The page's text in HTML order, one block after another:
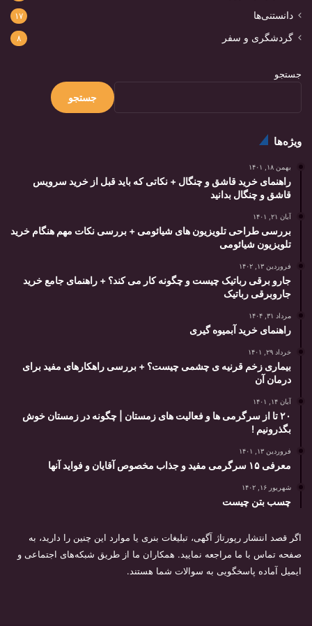
دانستنی‌ها ۱۷
گردشگری و سفر ۸
جستجو
جستجو
ویژه‌ها
بهمن ۱۸, ۱۴۰۱
راهنمای خرید قاشق و چنگال + نکاتی که باید قبل از خرید سرویس
قاشق و چنگال بدانید
آبان ۲۱, ۱۴۰۱
بررسی طراحی تلویزیون های شیائومی + بررسی نکات مهم هنگام خرید
تلویزیون شیائومی
فروردین ۱۳, ۱۴۰۲
جارو برقی رباتیک چیست و چگونه کار می کند؟ + راهنمای جامع خرید
جاروبرقی رباتیک
مرداد ۳۱, ۱۴۰۴
راهنمای خرید آبمیوه گیری
خرداد ۲۹, ۱۴۰۱
بیماری زخم قرنیه ی چشمی چیست؟ + بررسی راهکارهای مفید برای
درمان آن
آبان ۱۴, ۱۴۰۱
۲۰ تا از سرگرمی ها و فعالیت های زمستان | چگونه در زمستان خوش
بگذرونیم !
فروردین ۱۳, ۱۴۰۱
معرفی ۱۵ سرگرمی مفید و جذاب مخصوص آقایان و فواید آنها
شهریور ۱۶, ۱۴۰۲
چسب بتن چیست
اگر قصد انتشار رپورتاژ آگهی، تبلیغات بنری یا موارد این چنین را دارید، به
صفحه تماس با ما مراجعه نمایید. همکاران ما از طریق شبکه‌های اجتماعی و
ایمیل آماده پاسخگویی به سوالات شما هستند.